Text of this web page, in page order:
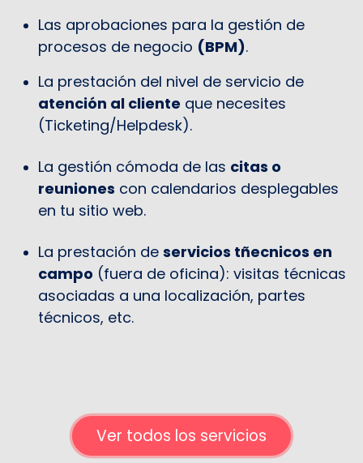
Las aprobaciones para la gestión de
procesos de negocio (BPM).
La prestación del nivel de servicio de
atención al cliente que necesites
(Ticketing/Helpdesk).
La gestión cómoda de las citas o
reuniones con calendarios desplegables
en tu sitio web.
La prestación de servicios tñecnicos en
campo (fuera de oficina): visitas técnicas
asociadas a una localización, partes
técnicos, etc.
Ver todos los servicios